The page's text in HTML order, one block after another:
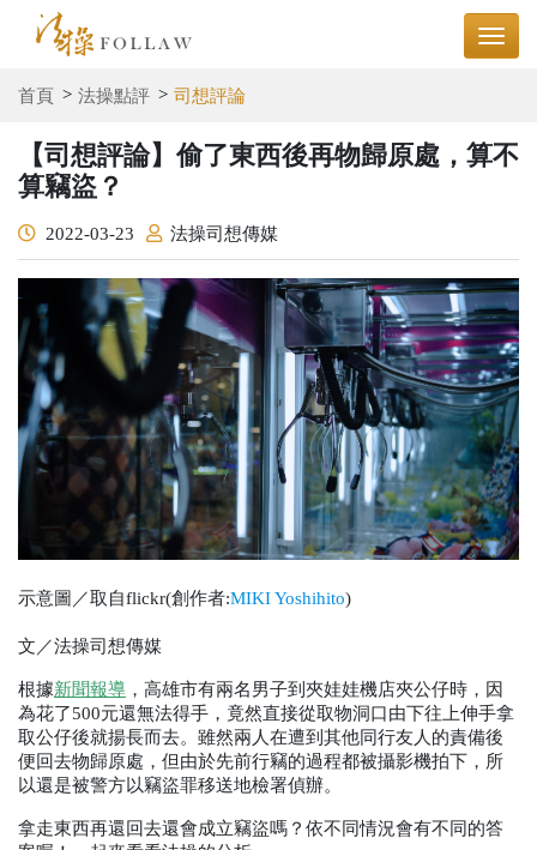
首頁 法操點評 司想評論
【司想評論】偷了東西後再物歸原處，算不
算竊盜？
2022-03-23 法操司想傳媒
示意圖／取自flickr(創作者:MIKI Yoshihito)
文／法操司想傳媒
根據新聞報導 ，高雄市有兩名男子到夾娃娃機店夾公仔時，因
為花了500元還無法得手，竟然直接從取物洞口由下往上伸手拿
取公仔後就揚長而去。雖然兩人在遭到其他同行友人的責備後
便回去物歸原處，但由於先前行竊的過程都被攝影機拍下，所
以還是被警方以竊盜罪移送地檢署偵辦。
拿走東西再還回去還會成立竊盜嗎？依不同情況會有不同的答